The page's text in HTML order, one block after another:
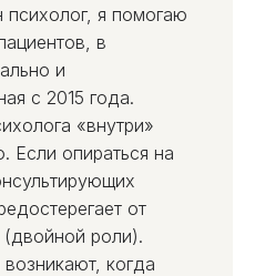
я помогаю
в
и
с 2015 года.
«внутри»
Если опираться на
от
роли).
когда